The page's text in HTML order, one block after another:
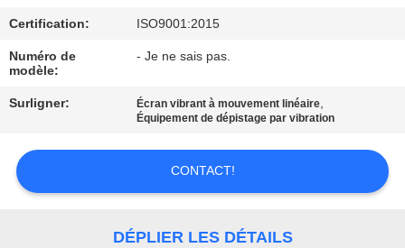
CONTRÔLE
DE
QUALITÉ
NOUS
CONTACTER
Certification: ISO9001:2015
Numéro de
modèle:
- Je ne sais pas.
Surligner: Écran vibrant à mouvement linéaire,
Équipement de dépistage par vibration
CONTACT!
DÉPLIER LES DÉTAILS